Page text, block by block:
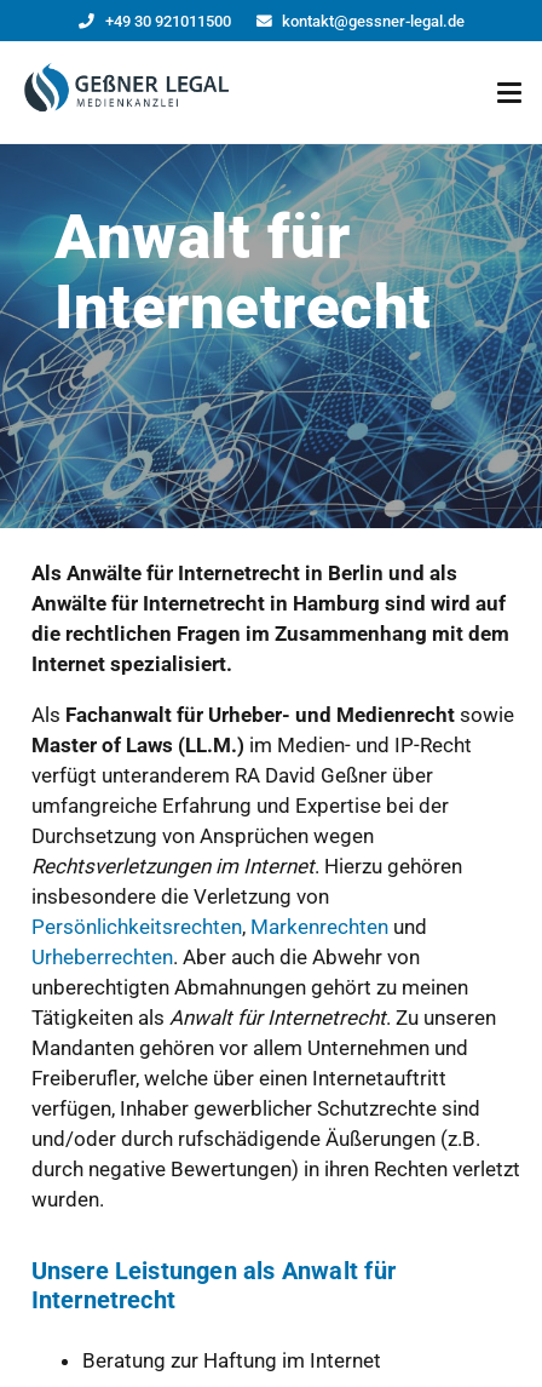
+49 30 921011500 kontakt@gessner-legal.de
Anwalt für
Internetrecht
Als Anwälte für Internetrecht in Berlin und als
Anwälte für Internetrecht in Hamburg sind wird auf
die rechtlichen Fragen im Zusammenhang mit dem
Internet spezialisiert.
Als Fachanwalt für Urheber- und Medienrechtsowie
Master of Laws (LL.M.) im Medien- und IP-Recht
verfügt unteranderem RA David Geßner über
umfangreiche Erfahrung und Expertise bei der
Durchsetzung von Ansprüchen wegen
Rechtsverletzungen im Internet. Hierzu gehören
insbesondere die Verletzung von
Persönlichkeitsrechten, Markenrechtenund
Urheberrechten. Aber auch die Abwehr von
unberechtigten Abmahnungen gehört zu meinen
Tätigkeiten als Anwalt für Internetrecht. Zu unseren
Mandanten gehören vor allem Unternehmen und
Freiberufler, welche über einen Internetauftritt
verfügen, Inhaber gewerblicher Schutzrechte sind
und/oder durch rufschädigende Äußerungen (z.B.
durch negative Bewertungen) in ihren Rechten verletzt
wurden.
Unsere Leistungen als Anwalt für
Internetrecht
Beratung zur Haftung im Internet